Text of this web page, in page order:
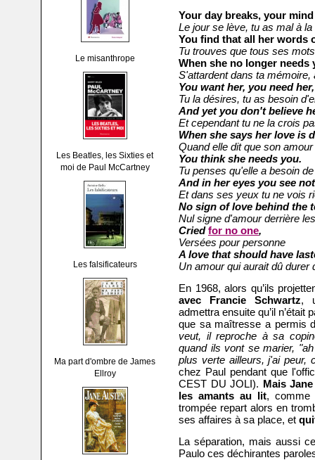
Le misanthrope
Les Beatles, les Sixties et
moi de Paul McCartney
Les falsificateurs
Ma part d'ombre de James
Ellroy
Your day breaks, your
Le jour se lève, tu as mal à la
You find that all her words
Tu trouves que tous ses
When she no longer needs
S'attardent dans ta mémoire,
You want her, you need her,
Tu la désires, tu as besoin
And yet you don't believe
Et cependant tu ne la crois
When she says her love is
Quand elle dit que son
You think she needs you.
Tu penses qu'elle a besoin
And in her eyes you see
Et dans ses yeux tu ne vois
No sign of love behind the
Nul signe d'amour derrière
Criedfor no one,
Versées pour personne
A love that should have
Un amour qui aurait dû durer
En 1968, alors qu’ils
avec Francie Schwartz,
admettra ensuite qu’il n’était
que sa maîtresse a permis
veut, il reproche à sa
quand ils vont se marier,
plus verte ailleurs, j'ai peur,
chez Paul pendant que
CEST DU JOLI). Mais
les amants au lit, comme
trompée repart alors en
ses affaires à sa place, et
La séparation, mais aussi
Paulo ces déchirantes